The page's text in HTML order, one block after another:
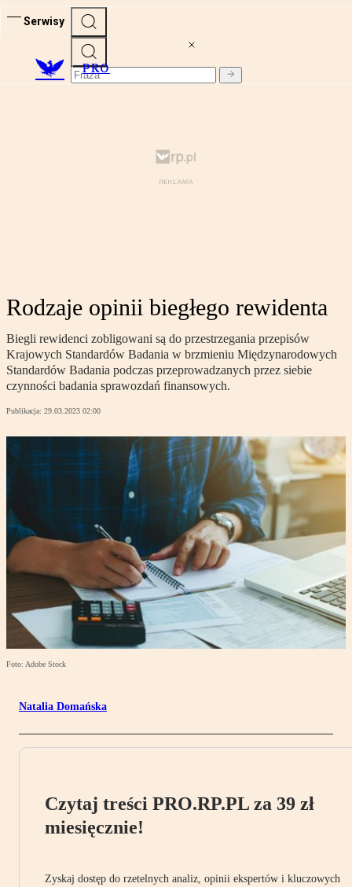
Serwisy
PRO
Rodzaje opinii biegłego rewidenta
Biegli rewidenci zobligowani są do przestrzegania przepisów
Krajowych Standardów Badania w brzmieniu Międzynarodowych
Standardów Badania podczas przeprowadzanych przez siebie
czynności badania sprawozdań finansowych.
Publikacja: 29.03.2023 02:00
Foto: Adobe Stock
Natalia Domańska
Czytaj treści PRO.RP.PL za 39 zł
miesięcznie!
Zyskaj dostęp do rzetelnych analiz, opinii ekspertów i kluczowych